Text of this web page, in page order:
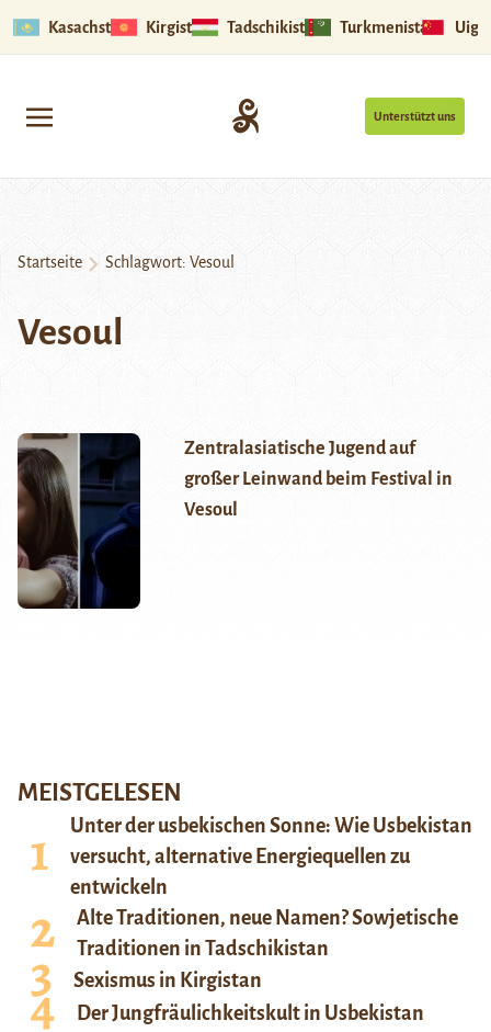
Kasachstan Kirgistan Tadschikistan Turkmenistan
Unterstützt uns
Startseite Schlagwort: Vesoul
Vesoul
Zentralasiatische Jugend auf
großer Leinwand beim Festival in
Vesoul
MEISTGELESEN
Unter der usbekischen Sonne: Wie Usbekistan
versucht, alternative Energiequellen zu
entwickeln
Alte Traditionen, neue Namen? Sowjetische
Traditionen in Tadschikistan
Sexismus in Kirgistan
Der Jungfräulichkeitskult in Usbekistan